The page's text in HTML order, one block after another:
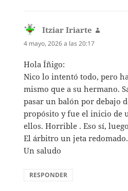
Itziar Iriarte
4 mayo, 2026 a las 20:17
Hola Íñigo:
Nico lo intentó todo, pero
mismo que a su hermano.
pasar un balón por debajo
propósito y fue el inicio de
ellos. Horrible . Eso sí,
El árbitro un jeta
Un saludo
RESPONDER